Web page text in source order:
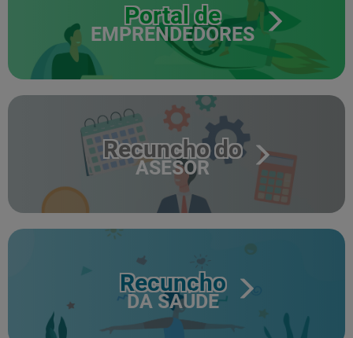
Portal de
EMPRENDEDORES
Recuncho do
ASESOR
Recuncho
DA SAÚDE